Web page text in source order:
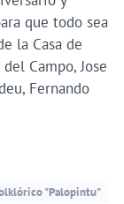
que todo sea
la Casa de
Campo, Jose
Fernando
"Palopintu"